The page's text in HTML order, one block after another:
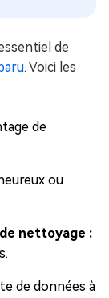
de
. Voici les
de
ou
nettoyage :
de données à